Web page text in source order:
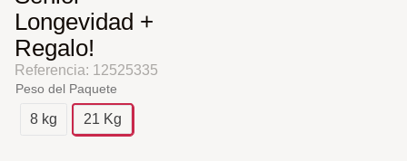
Longevidad +
Regalo!
Referencia: 12525335
Peso del Paquete
8 kg 21 Kg